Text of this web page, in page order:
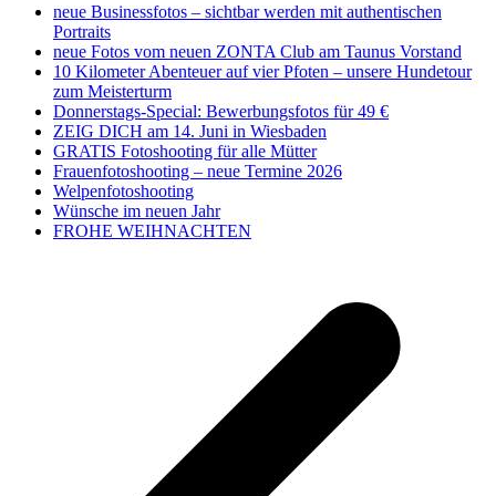
neue Businessfotos – sichtbar werden mit authentischen
Portraits
neue Fotos vom neuen ZONTA Club am Taunus Vorstand
10 Kilometer Abenteuer auf vier Pfoten – unsere Hundetour
zum Meisterturm
Donnerstags-Special: Bewerbungsfotos für 49 €
ZEIG DICH am 14. Juni in Wiesbaden
GRATIS Fotoshooting für alle Mütter
Frauenfotoshooting – neue Termine 2026
Welpenfotoshooting
Wünsche im neuen Jahr
FROHE WEIHNACHTEN